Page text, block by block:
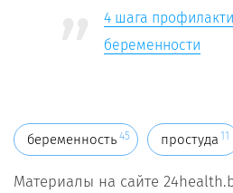
4 шага
беременности
беременность 45 простуда 11
Материалы на сайте